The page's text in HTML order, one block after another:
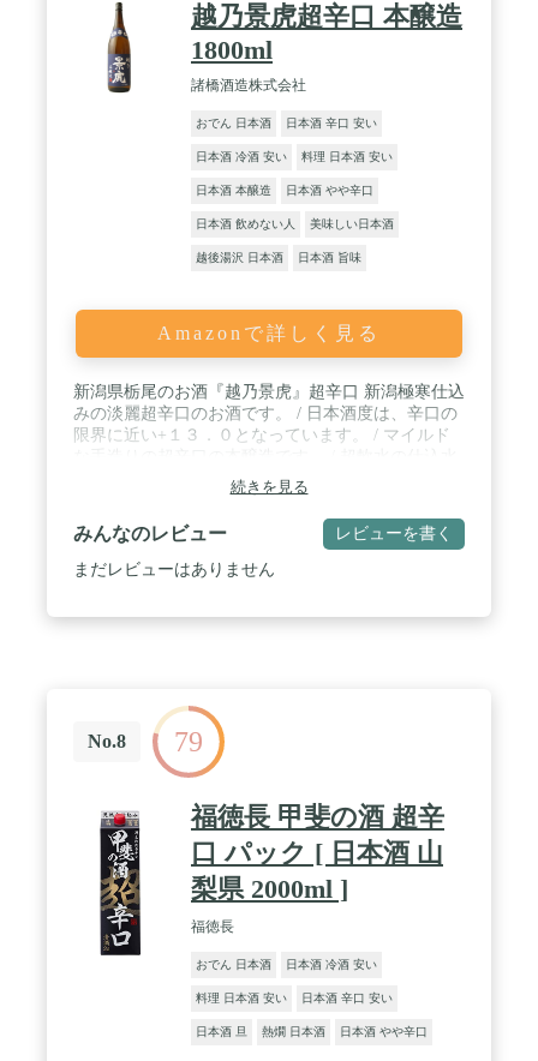
越乃景虎超辛口 本醸造
1800ml
諸橋酒造株式会社
おでん 日本酒 日本酒 辛口 安い
日本酒 冷酒 安い 料理 日本酒 安い
日本酒 本醸造 日本酒 やや辛口
日本酒 飲めない人 美味しい日本酒
越後湯沢 日本酒 日本酒 旨味
Amazonで詳しく見る
新潟県栃尾のお酒『越乃景虎』超辛口 新潟極寒仕込
みの淡麗超辛口のお酒です。 / 日本酒度は、辛口の
限界に近い+１３．０となっています。 / マイルド
は辛口酒にむいています。日本酒度が+13.0もあり
ながら実際口にすると / 辛くは感じず、甘ささえ感
じるようです。辛口好きの方に試して頂きたいお酒
です。
続きを見る
みんなのレビュー レビューを書く
まだレビューはありません
No.8 79
福徳長 甲斐の酒 超辛
口 パック [ 日本酒 山
梨県 2000ml ]
福徳長
おでん 日本酒 日本酒 冷酒 安い
料理 日本酒 安い 日本酒 辛口 安い
日本酒 旦 熱燗 日本酒 日本酒 やや辛口